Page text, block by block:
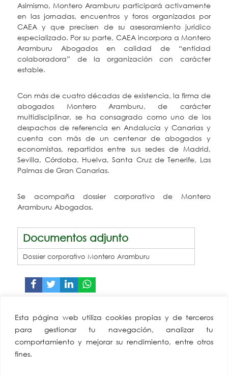
Esta página web utiliza cookies propias y de terceros
para gestionar tu navegación, analizar tu
comportamiento y mejorar su rendimiento, entre otros
fines.
Asimismo, Montero Aramburu participará activamente
en las jornadas, encuentros y foros organizados por
CAEA y que precisen de su asesoramiento jurídico
especializado. Por su parte, CAEA incorpora a Montero
Aramburu Abogados en calidad de “entidad
colaboradora” de la organización con carácter
estable.
Con más de cuatro décadas de existencia, la firma de
abogados Montero Aramburu, de carácter
multidisciplinar, se ha consagrado como uno de los
despachos de referencia en Andalucía y Canarias y
cuenta con más de un centenar de abogados y
economistas, repartidos entre sus sedes de Madrid,
Sevilla, Córdoba, Huelva, Santa Cruz de Tenerife, Las
Palmas de Gran Canarias.
Se acompaña dossier corporativo de Montero
Aramburu Abogados.
Documentos adjunto
Dossier corporativo Montero Aramburu
Confederación
Andaluza Empresarios
Alimentación y